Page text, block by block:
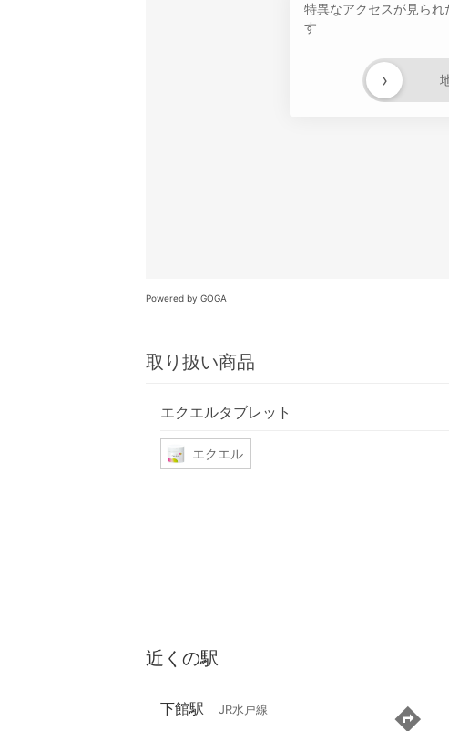
特異なアクセスが見ら
す
›
Powered by GOGA
取り扱い商品
エクエルタブレット
エクエル
近くの駅
下館駅 JR水戸線